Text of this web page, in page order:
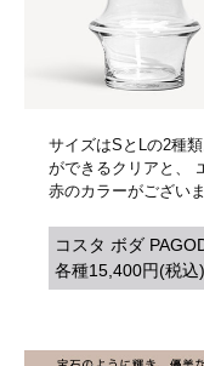
サイズはSとLの2種
ができるクリアと、
赤のカラーがございま
コスタ ボダ
各種15,400円(税込